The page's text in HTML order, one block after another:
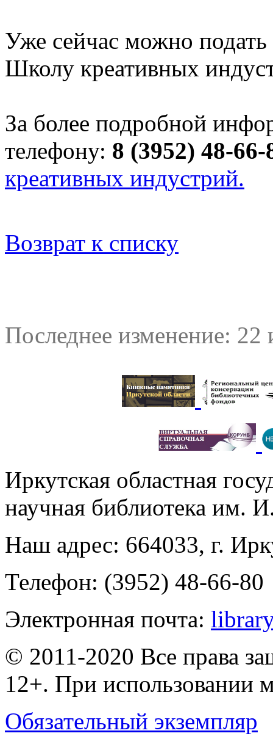
Уже сейчас можно подать
Школу креативных
За более подробной
телефону: 8 (3952) 48-
креативных индустрий.
Возврат к списку
Последнее изменение:
Иркутская областная
научная библиотека им.
Наш адрес: 664033, г.
Телефон: (3952) 48-66-80
Электронная почта:
© 2011-2020 Все права
12+. При использовании
Обязательный экземпляр